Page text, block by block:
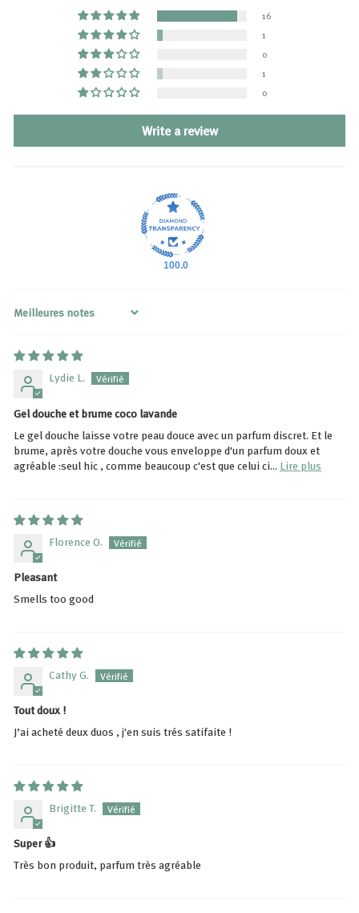
16
1
0
1
0
Write a review
100.0
Sort by
Lydie L.
Gel douche et brume coco lavande
Le gel douche laisse votre peau douce avec un parfum discret. Et le
brume, après votre douche vous enveloppe d'un parfum doux et
agréable :seul hic , comme beaucoup c'est que celui ci... Lire plus
Florence O.
Pleasant
Smells too good
Cathy G.
Tout doux !
J’ai acheté deux duos , j'en suis trés satifaite !
Brigitte T.
Super 👍
Très bon produit, parfum très agréable